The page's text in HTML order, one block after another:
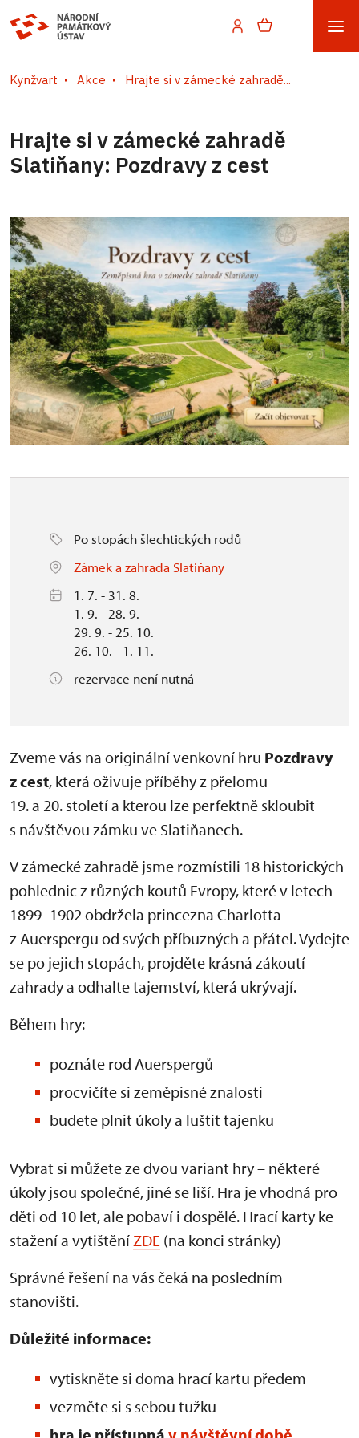
Kynžvart Akce Hrajte si v zámecké zahradě...
Hrajte si v zámecké zahradě
Slatiňany: Pozdravy z cest
Po stopách šlechtických rodů
Zámek a zahrada Slatiňany
1. 7. - 31. 8.
1. 9. - 28. 9.
29. 9. - 25. 10.
26. 10. - 1. 11.
rezervace není nutná
Zveme vás na originální venkovní hru Pozdravy
z cest, která oživuje příběhy z přelomu
19. a 20. století a kterou lze perfektně skloubit
s návštěvou zámku ve Slatiňanech.
V zámecké zahradě jsme rozmístili 18 historických
pohlednic z různých koutů Evropy, které v letech
1899–1902 obdržela princezna Charlotta
z Auerspergu od svých příbuzných a přátel. Vydejte
se po jejich stopách, projděte krásná zákoutí
zahrady a odhalte tajemství, která ukrývají.
Během hry:
poznáte rod Auerspergů
procvičíte si zeměpisné znalosti
budete plnit úkoly a luštit tajenku
Vybrat si můžete ze dvou variant hry – některé
úkoly jsou společné, jiné se liší. Hra je vhodná pro
děti od 10 let, ale pobaví i dospělé. Hrací karty ke
stažení a vytištění ZDE (na konci stránky)
Správné řešení na vás čeká na posledním
stanovišti.
Důležité informace:
vytiskněte si doma hrací kartu předem
vezměte si s sebou tužku